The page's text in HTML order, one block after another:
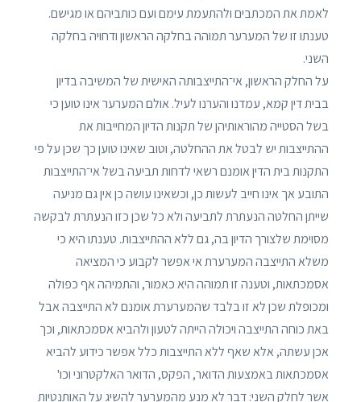
לאמת את המכתבים ולהתעמת עימם ועם כותביהם או מגישם.
טענתו זו של המערער תמוהה בחלקה הראשון ודחויה בחלקה
השני.
על החלק הראשון, אי־התייצבותה האישית של המשיבה בדיון
בבית דין קמא, עמדנו והערנו לעיל. אולם המערער אינו טוען כי
בשל הסטייה מהוראותיהן של תקנות הדיון המחייבות את
ההתייצבות יש לבטל את ההחלטה, וטוב שאינו טוען כך שכן על פי
התקנות בית הדין אומנם רשאי לדחות תביעה בשל אי־התייצבות
התובע אך אינו חייב לעשות כן, וכשאינו עושה כן אין גם מניעה
שייתן החלטה הנעתרת לתביעה ולא כל שכן כזו הנעתרת לבקשה
מסוימת שלצורך הדיון בה, גם ללא ההתייצבות. טענתו היא כי
משלא התייצבה המערערת אי אפשר לקבוע כי המציאה
אסמכתאות, וטענה זו תמוהה היא כאמור, והתמיהה אף כפולה
ומכופלת שכן לא זו בלבד שהמערערת אומנם לא התייצבה אבל
באת כוחה התייצבה ויכולה הייתה לטעון ולהביא אסמכתאות, וכך
אכן עשתה, אלא שאף ללא התייצבות כלל אפשר כידוע להביא
אסמכתאות באמצעות הדואר, הפקס, הדואר האלקטרוני וכו'
אשר לחלק השני: דבר לא מנע מהמערער להשיג על האותנטיות